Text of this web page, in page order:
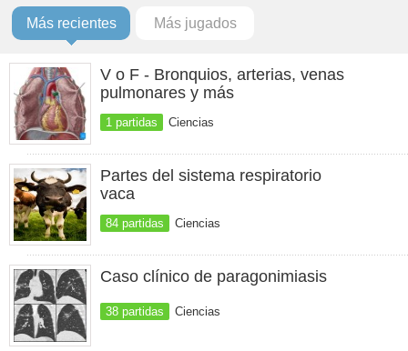
Más recientes Más jugados
V o F - Bronquios, arterias, venas
pulmonares y más
1 partidas Ciencias
Partes del sistema respiratorio
vaca
84 partidas Ciencias
Caso clínico de paragonimiasis
38 partidas Ciencias